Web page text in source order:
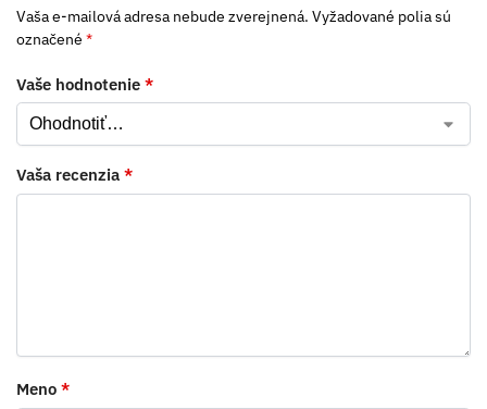
Vaša e-mailová adresa nebude zverejnená. Vyžadované polia sú
označené *
Vaše hodnotenie *
Vaša recenzia *
Meno *